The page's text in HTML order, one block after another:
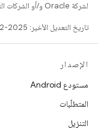
لشركة Oracle و/أو الشركات التابعة لها.
تاريخ التعديل الأخير: 2025-12-04 (حسب التوقيت العالمي المتفَّق عليه)
الإصدار
مستودع Android
المتطلّبات
التنزيل